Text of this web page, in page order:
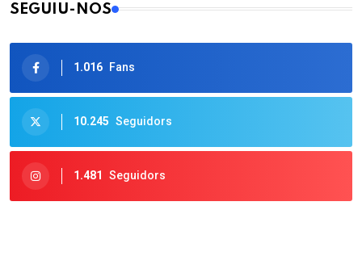
SEGUIU-NOS
1.016 Fans
10.245 Seguidors
1.481 Seguidors